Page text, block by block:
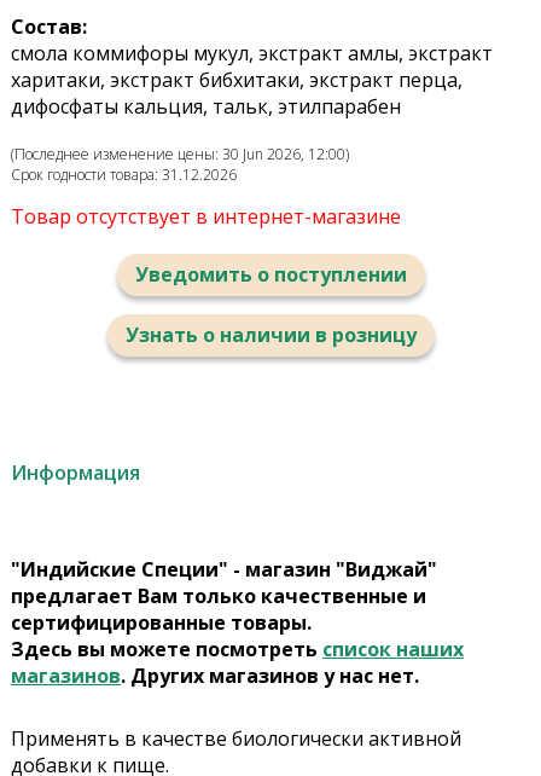
Состав:
смола коммифоры мукул, экстракт амлы, экстракт
харитаки, экстракт бибхитаки, экстракт перца,
дифосфаты кальция, тальк, этилпарабен
(Последнее изменение цены: 30 Jun 2026, 12:00)
Срок годности товара: 31.12.2026
Товар отсутствует в интернет-магазине
Уведомить о поступлении
Узнать о наличии в розницу
Информация
"Индийские Специи" - магазин "Виджай"
предлагает Вам только качественные и
сертифицированные товары.
Здесь вы можете посмотреть список наших
магазинов. Других магазинов у нас нет.
Применять в качестве биологически активной
добавки к пище.